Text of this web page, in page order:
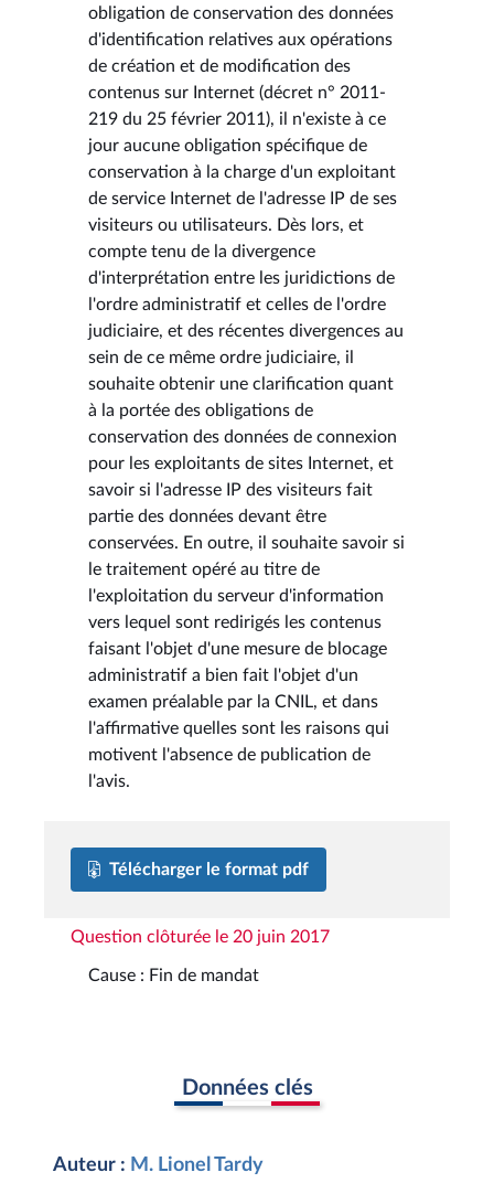
obligation de conservation des données
d'identification relatives aux opérations
de création et de modification des
contenus sur Internet (décret n° 2011-
219 du 25 février 2011), il n'existe à ce
jour aucune obligation spécifique de
conservation à la charge d'un exploitant
de service Internet de l'adresse IP de ses
visiteurs ou utilisateurs. Dès lors, et
compte tenu de la divergence
d'interprétation entre les juridictions de
l'ordre administratif et celles de l'ordre
judiciaire, et des récentes divergences au
sein de ce même ordre judiciaire, il
souhaite obtenir une clarification quant
à la portée des obligations de
conservation des données de connexion
pour les exploitants de sites Internet, et
savoir si l'adresse IP des visiteurs fait
partie des données devant être
conservées. En outre, il souhaite savoir si
le traitement opéré au titre de
l'exploitation du serveur d'information
vers lequel sont redirigés les contenus
faisant l'objet d'une mesure de blocage
administratif a bien fait l'objet d'un
examen préalable par la CNIL, et dans
l'affirmative quelles sont les raisons qui
motivent l'absence de publication de
l'avis.
Télécharger le format pdf
Question clôturée le 20 juin 2017
Cause : Fin de mandat
Données clés
Auteur : M. Lionel Tardy